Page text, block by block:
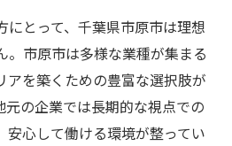
にとって、千葉県市原市は理想
。市原市は多様な業種が集まる
アを築くための豊富な選択肢が
元の企業では長期的な視点での
安心して働ける環境が整ってい